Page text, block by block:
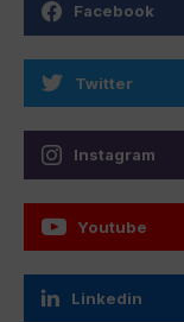
Facebook
Twitter
Instagram
Youtube
Linkedin